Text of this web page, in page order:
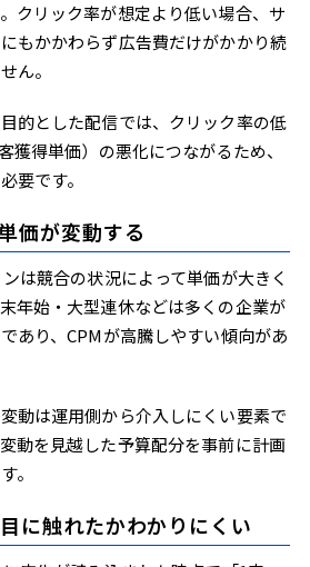
クリック率が想定より低い場合、サ
もかかわらず広告費だけがかかり続
ん。
的とした配信では、クリック率の低
獲得単価）の悪化につながるため、
要です。
価が変動する
は競合の状況によって単価が大きく
年始・大型連休などは多くの企業が
あり、CPMが高騰しやすい傾向があ
動は運用側から介入しにくい要素で
動を見越した予算配分を事前に計画
。
に触れたかわかりにくい